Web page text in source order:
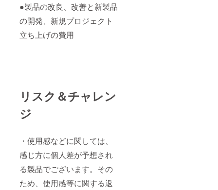
●製品の改良、改善と新製品
の開発、新規プロジェクト
立ち上げの費用
リスク＆チャレン
ジ
・使用感などに関しては、
感じ方に個人差が予想され
る製品でございます。その
ため、使用感等に関する返